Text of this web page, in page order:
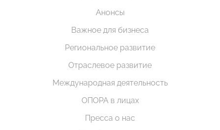
Анонсы
Важное для бизнеса
Региональное развитие
Отраслевое развитие
Международная деятельность
ОПОРА в лицах
Пресса о нас